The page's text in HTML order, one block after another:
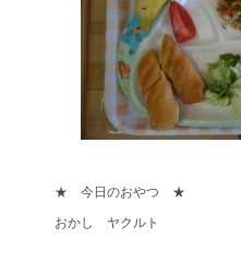
★ 今日のおやつ ★
おかし ヤクルト